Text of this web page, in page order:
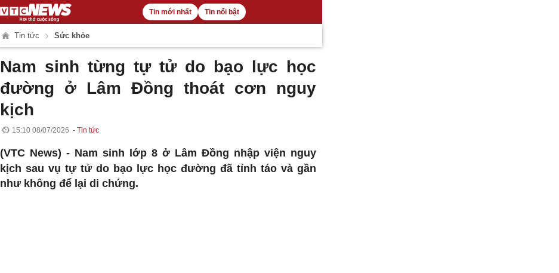
Tin mới nhất Tin nổi bật
Tin tức Sức khỏe
Nam sinh từng tự tử do bạo lực học
đường ở Lâm Đồng thoát cơn nguy
kịch
15:10 08/07/2026 Tin tức
(VTC News) - Nam sinh lớp 8 ở Lâm Đồng nhập viện nguy
kịch sau vụ tự tử do bạo lực học đường đã tỉnh táo và gần
như không để lại di chứng.